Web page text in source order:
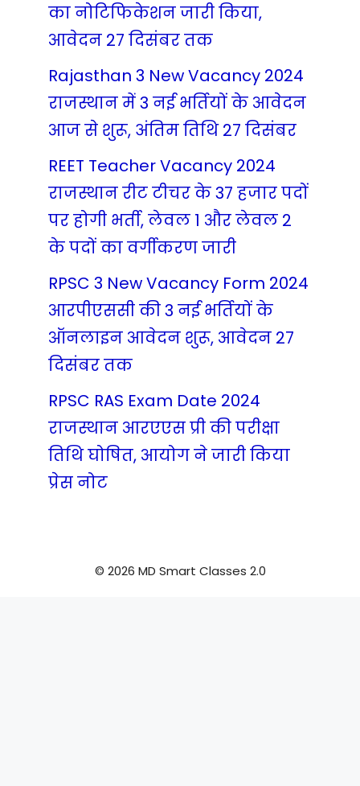
का नोटिफिकेशन जारी किया,
आवेदन 27 दिसंबर तक
Rajasthan 3 New Vacancy 2024
राजस्थान में 3 नई भर्तियों के आवेदन
आज से शुरू, अंतिम तिथि 27 दिसंबर
REET Teacher Vacancy 2024
राजस्थान रीट टीचर के 37 हजार पदों
पर होगी भर्ती, लेवल 1 और लेवल 2
के पदों का वर्गीकरण जारी
RPSC 3 New Vacancy Form 2024
आरपीएससी की 3 नई भर्तियों के
ऑनलाइन आवेदन शुरू, आवेदन 27
दिसंबर तक
RPSC RAS Exam Date 2024
राजस्थान आरएएस प्री की परीक्षा
तिथि घोषित, आयोग ने जारी किया
प्रेस नोट
© 2026 MD Smart Classes 2.0